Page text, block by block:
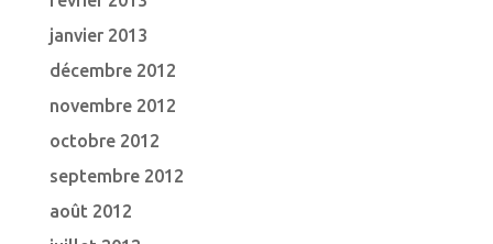
janvier 2013
décembre 2012
novembre 2012
octobre 2012
septembre 2012
août 2012